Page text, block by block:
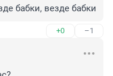
бабки, везде бабки
+0 –1